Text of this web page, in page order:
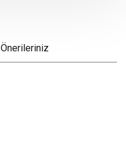
Önerileriniz